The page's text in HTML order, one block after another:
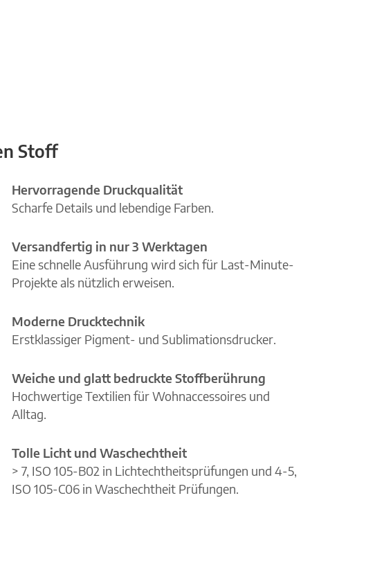
Stoff
Hervorragende Druckqualität
Scharfe Details und lebendige Farben.
Versandfertig in nur 3 Werktagen
Eine schnelle Ausführung wird sich für Last-Minute-
Projekte als nützlich erweisen.
Moderne Drucktechnik
Erstklassiger Pigment- und Sublimationsdrucker.
Weiche und glatt bedruckte Stoffberührung
Hochwertige Textilien für Wohnaccessoires und
Alltag.
Tolle Licht und Waschechtheit
> 7, ISO 105-B02 in Lichtechtheitsprüfungen und 4-5,
ISO 105-C06 in Waschechtheit Prüfungen.